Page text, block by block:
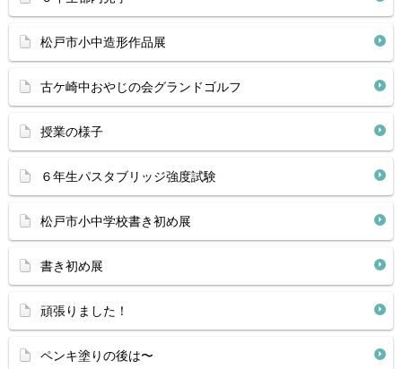
松戸市小中造形作品展
古ケ崎中おやじの会グランドゴルフ
授業の様子
６年生パスタブリッジ強度試験
松戸市小中学校書き初め展
書き初め展
頑張りました！
ペンキ塗りの後は〜